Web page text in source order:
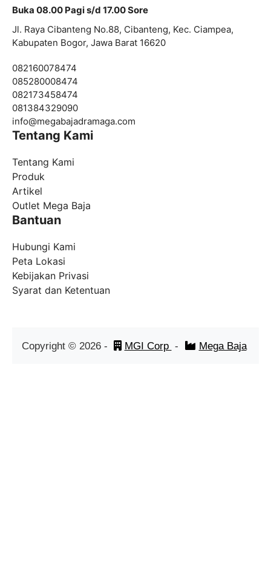
Buka 08.00 Pagi s/d 17.00 Sore
Jl. Raya Cibanteng No.88, Cibanteng, Kec. Ciampea,
Kabupaten Bogor, Jawa Barat 16620
082160078474
085280008474
082173458474
081384329090
info@megabajadramaga.com
Tentang Kami
Tentang Kami
Produk
Artikel
Outlet Mega Baja
Bantuan
Hubungi Kami
Peta Lokasi
Kebijakan Privasi
Syarat dan Ketentuan
Copyright © 2026- MGI Corp - Mega Baja